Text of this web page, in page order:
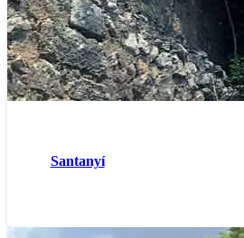
Santanyí